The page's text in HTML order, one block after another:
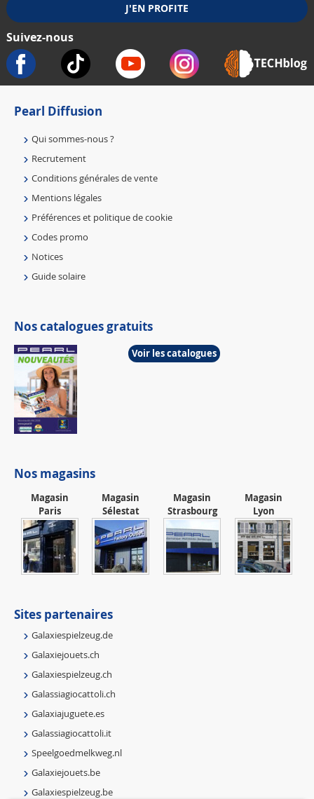
Suivez-nous
Pearl Diffusion
Qui sommes-nous ?
Recrutement
Conditions générales de vente
Mentions légales
Préférences et politique de cookie
Codes promo
Notices
Guide solaire
Nos catalogues gratuits
Voir les catalogues
Nos magasins
Magasin
Paris
Magasin
Sélestat
Magasin
Strasbourg
Magasin
Lyon
Sites partenaires
Galaxiespielzeug.de
Galaxiejouets.ch
Galaxiespielzeug.ch
Galassiagiocattoli.ch
Galaxiajuguete.es
Galassiagiocattoli.it
Speelgoedmelkweg.nl
Galaxiejouets.be
Galaxiespielzeug.be